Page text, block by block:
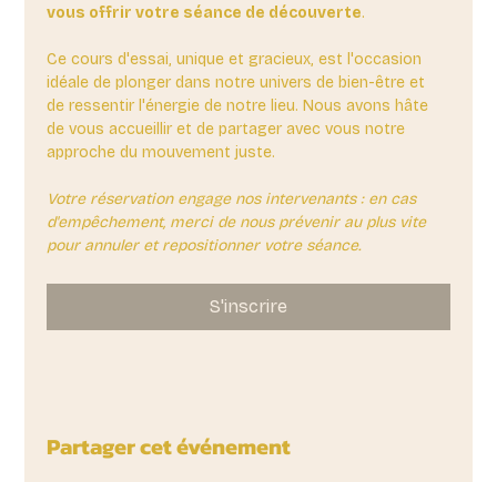
vous offrir votre séance de découverte.
Ce cours d'essai, unique et gracieux, est l'occasion
idéale de plonger dans notre univers de bien-être et
de ressentir l'énergie de notre lieu. Nous avons hâte
de vous accueillir et de partager avec vous notre
approche du mouvement juste.
Votre réservation engage nos intervenants : en cas
d'empêchement, merci de nous prévenir au plus vite
pour annuler et repositionner votre séance.
S'inscrire
Partager cet événement